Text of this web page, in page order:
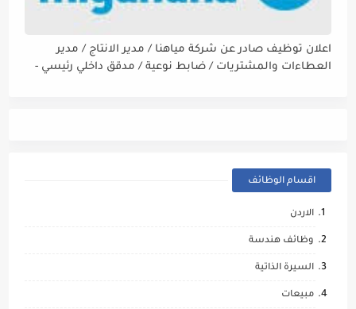
اعلان توظيف صادر عن شركة مياهنا / مدير الانتاج / مدير
العطاءات والمشتريات / ضابط نوعية / مدقق داخلي رئيسي -
اقسام الوظائف
الاردن
وظائف هندسة
السيرة الذاتية
مبيعات